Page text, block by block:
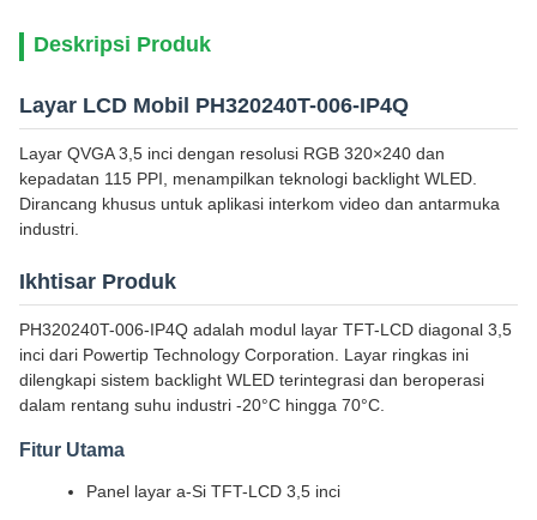
Deskripsi Produk
Layar LCD Mobil PH320240T-006-IP4Q
Layar QVGA 3,5 inci dengan resolusi RGB 320×240 dan
kepadatan 115 PPI, menampilkan teknologi backlight WLED.
Dirancang khusus untuk aplikasi interkom video dan antarmuka
industri.
Ikhtisar Produk
PH320240T-006-IP4Q adalah modul layar TFT-LCD diagonal 3,5
inci dari Powertip Technology Corporation. Layar ringkas ini
dilengkapi sistem backlight WLED terintegrasi dan beroperasi
dalam rentang suhu industri -20°C hingga 70°C.
Fitur Utama
Panel layar a-Si TFT-LCD 3,5 inci